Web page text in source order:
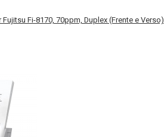
Fujitsu Fi-8170, 70ppm, Duplex (Frente e Verso)